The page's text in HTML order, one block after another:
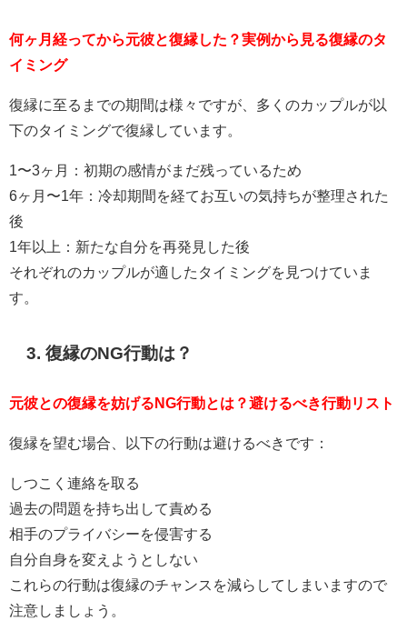
何ヶ月経ってから元彼と復縁した？実例から見る復縁のタ
イミング
復縁に至るまでの期間は様々ですが、多くのカップルが以
下のタイミングで復縁しています。
1〜3ヶ月：初期の感情がまだ残っているため
6ヶ月〜1年：冷却期間を経てお互いの気持ちが整理された
後
1年以上：新たな自分を再発見した後
それぞれのカップルが適したタイミングを見つけていま
す。
3. 復縁のNG行動は？
元彼との復縁を妨げるNG行動とは？避けるべき行動リスト
復縁を望む場合、以下の行動は避けるべきです：
しつこく連絡を取る
過去の問題を持ち出して責める
相手のプライバシーを侵害する
自分自身を変えようとしない
これらの行動は復縁のチャンスを減らしてしまいますので
注意しましょう。